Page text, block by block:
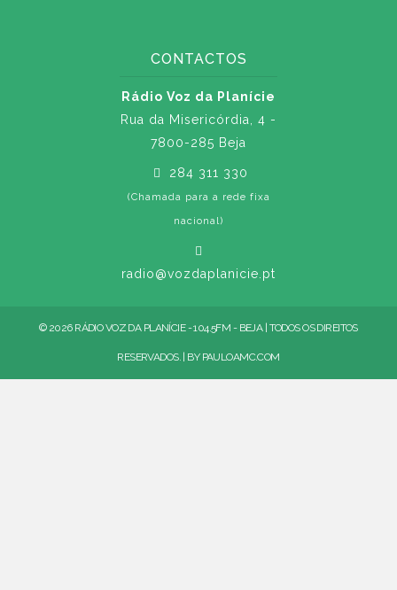
CONTACTOS
Rádio Voz da Planície
Rua da Misericórdia, 4 -
7800-285 Beja
284 311 330
(Chamada para a rede fixa
nacional)
radio@vozdaplanicie.pt
© 2026 RÁDIO VOZ DA PLANÍCIE - 104.5FM - BEJA | TODOS OS DIREITOS
RESERVADOS. | BY PAULOAMC.COM